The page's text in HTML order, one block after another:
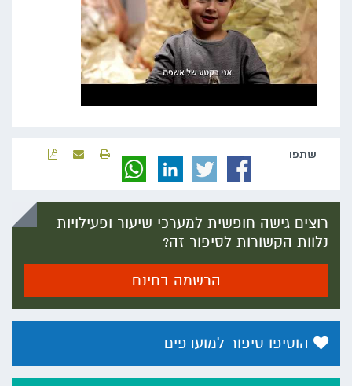
שתפו‬
רוצים גישה חופשית למערכי שיעור ופעילויות
נלוות הקשורות לסיפור זה?
הרשמה בחינם
הוסיפו סיפור למועדפים